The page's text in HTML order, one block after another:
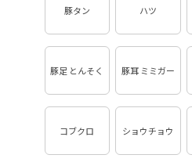
豚タン ハツ
豚足 とんそく 豚耳 ミミガー
コブクロ ショウチョウ